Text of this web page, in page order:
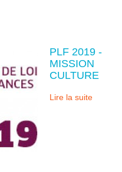
PLF 2019 -
MISSION
CULTURE
Lire la suite